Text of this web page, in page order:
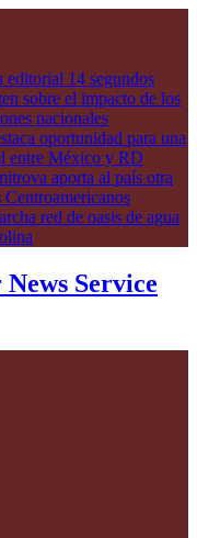
editorial 14 segundos
sobre el impacto de los
nacionales
oportunidad para una
entre México y RD
aporta al país otra
red de oasis de agua
Service